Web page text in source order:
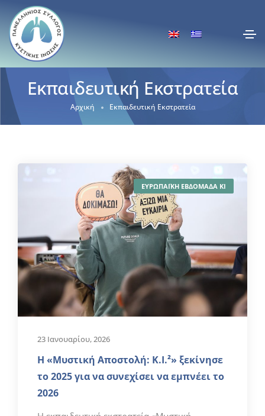
Εκπαιδευτική Εκστρατεία
Αρχική Εκπαιδευτική Εκστρατεία
ΕΥΡΩΠΑΪΚΗ ΕΒΔΟΜΑΔΑ ΚΙ
23 Ιανουαρίου, 2026
Η «Μυστική Αποστολή: Κ.Ι.²» ξεκίνησε
το 2025 για να συνεχίσει να εμπνέει το
2026